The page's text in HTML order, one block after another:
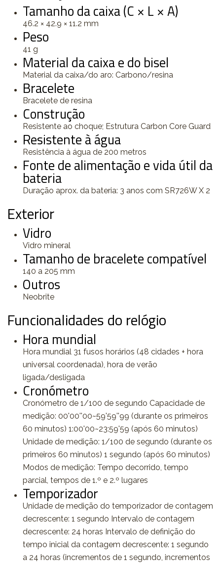
Tamanho da caixa (C × L × A)
46.2 × 42.9 × 11.2 mm
Peso
41 g
Material da caixa e do bisel
Material da caixa/do aro: Carbono/resina
Bracelete
Bracelete de resina
Construção
Resistente ao choque; Estrutura Carbon Core Guard
Resistente à água
Resistência à água de 200 metros
Fonte de alimentação e vida útil da
bateria
Duração aprox. da bateria: 3 anos com SR726W X 2
Exterior
Vidro
Vidro mineral
Tamanho de bracelete compatível
140 a 205 mm
Outros
Neobrite
Funcionalidades do relógio
Hora mundial
Hora mundial 31 fusos horários (48 cidades + hora
universal coordenada), hora de verão
ligada/desligada
Cronómetro
Cronómetro de 1/100 de segundo Capacidade de
medição: 00'00''00~59'59''99 (durante os primeiros
60 minutos) 1:00'00~23:59'59 (após 60 minutos)
Unidade de medição: 1/100 de segundo (durante os
primeiros 60 minutos) 1 segundo (após 60 minutos)
Modos de medição: Tempo decorrido, tempo
parcial, tempos de 1.º e 2.º lugares
Temporizador
Unidade de medição do temporizador de contagem
decrescente: 1 segundo Intervalo de contagem
decrescente: 24 horas Intervalo de definição do
tempo inicial da contagem decrescente: 1 segundo
a 24 horas (incrementos de 1 segundo, incrementos